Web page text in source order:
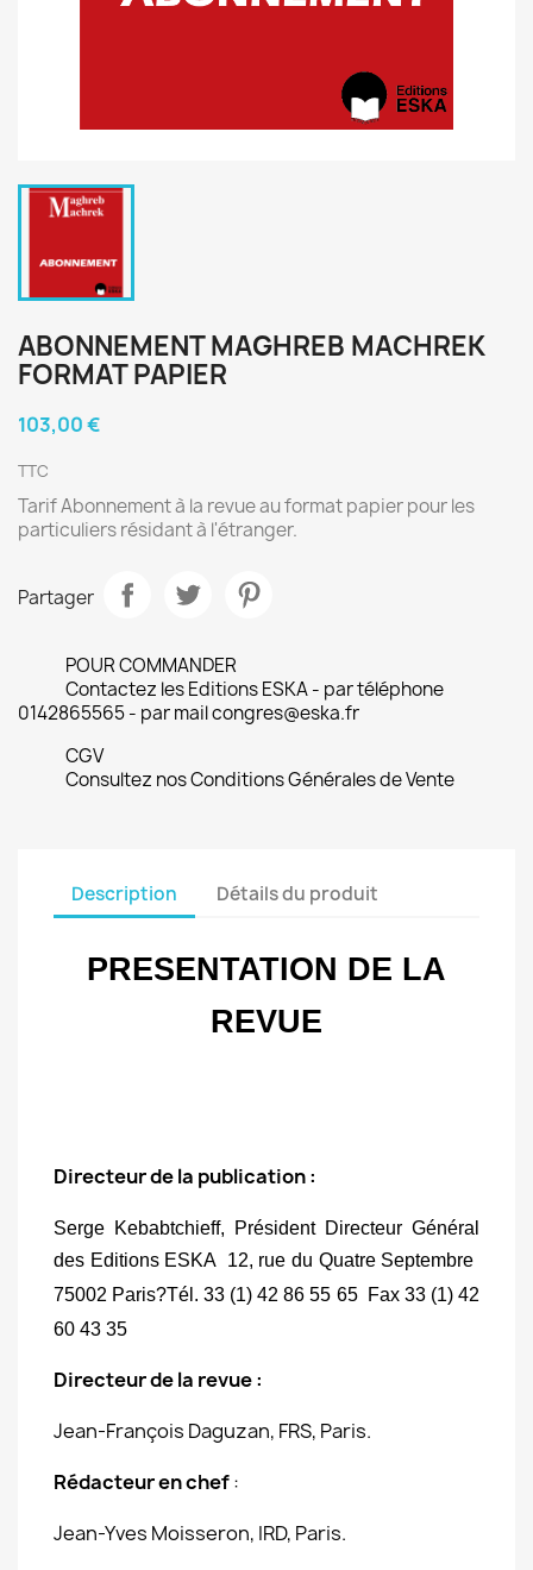
ABONNEMENT MAGHREB MACHREK
FORMAT PAPIER
103,00 €
TTC
Tarif Abonnement à la revue au format papier pour les
particuliers résidant à l'étranger.
Partager
POUR COMMANDER
Contactez les Editions ESKA - par téléphone
0142865565 - par mail congres@eska.fr
CGV
Consultez nos Conditions Générales de Vente
Description Détails du produit
PRESENTATION DE LA
REVUE
Directeur de la publication :
Serge Kebabtchieff, Président Directeur Général
des Editions ESKA  12, rue du Quatre Septembre 
75002 Paris?Tél. 33 (1) 42 86 55 65  Fax 33 (1) 42
60 43 35
Directeur de la revue :
Jean-François Daguzan, FRS, Paris.
Rédacteur en chef:
Jean-Yves Moisseron, IRD, Paris.